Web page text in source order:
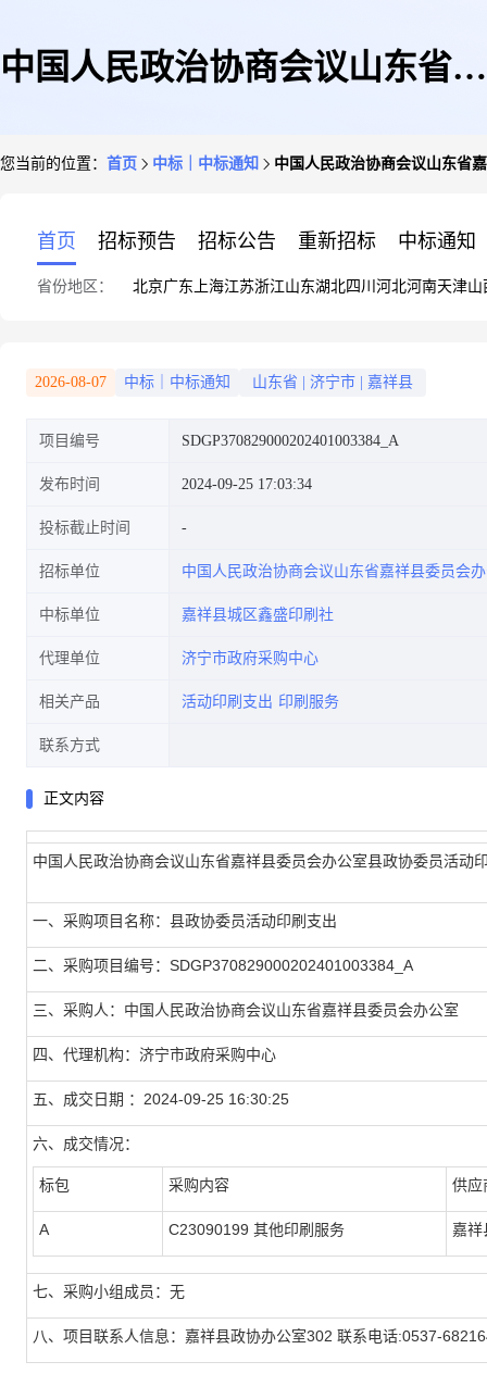
中国人民政治协商会议山东省嘉
您当前的位置： 首页 中标｜中标通知 中国人民政治协商会议山东省
首页 招标预告 招标公告 重新招标 中标通知
省份地区： 北京广东 上海江苏浙江山东湖北四川 河北河南天津山
2026-08-07 中标｜中标通知 山东省 济宁市 嘉祥县
项目编号 SDGP370829000202401003384_A
发布时间 2024-09-25 17:03:34
投标截止时间
招标单位 中国人民政治协商会议山东省嘉祥县委员会
中标单位 嘉祥县城区鑫盛印刷社
代理单位 济宁市政府采购中心
相关产品 活动印刷支出 印刷服务
联系方式
正文内容
中国人民政治协商会议山东省嘉祥县委员会办公室县政协委员活动
一、采购项目名称：县政协委员活动印刷支出
二、采购项目编号：SDGP370829000202401003384_A
三、采购人：中国人民政治协商会议山东省嘉祥县委员会办公室
四、代理机构：济宁市政府采购中心
五、成交日期 ：2024-09-25 16:30:25
六、成交情况：
标包 采购内容 供应
A C23090199 其他印刷服务 嘉
七、采购小组成员：无
八、项目联系人信息：嘉祥县政协办公室302 联系电话:0537-